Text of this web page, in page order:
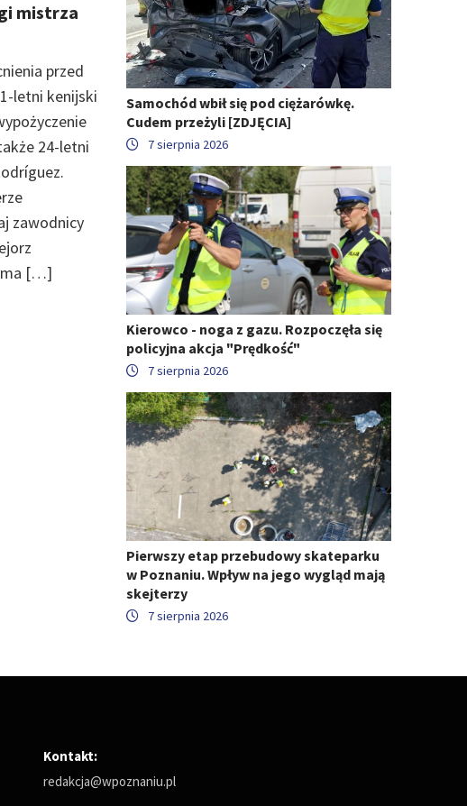
mistrza
przed
letni kenijski
24-letni
zawodnicy
[…]
Samochód wbił się pod ciężarówkę.
Cudem przeżyli [ZDJĘCIA]
7 sierpnia 2026
Kierowco - noga z gazu. Rozpoczęła się
policyjna akcja "Prędkość"
7 sierpnia 2026
Pierwszy etap przebudowy skateparku
w Poznaniu. Wpływ na jego wygląd mają
skejterzy
7 sierpnia 2026
Kontakt:
redakcja@wpoznaniu.pl